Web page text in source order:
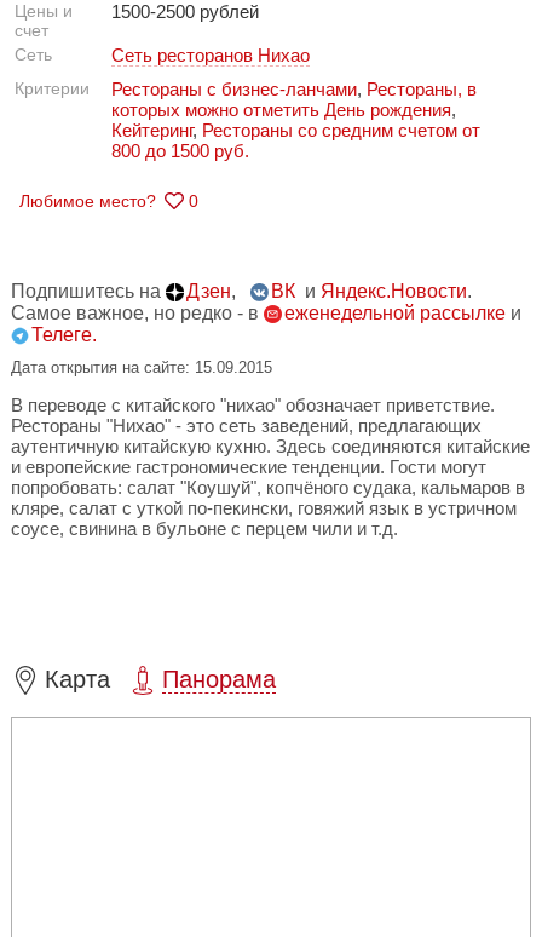
Цены и
счет
1500-2500 рублей
Сеть Сеть ресторанов Нихао
Критерии Рестораны с бизнес-ланчами, Рестораны, в
которых можно отметить День рождения,
Кейтеринг, Рестораны со средним счетом от
800 до 1500 руб.
Любимое место? 0
Подпишитесь на Дзен, ВК и Яндекс.Новости.
Самое важное, но редко - в
еженедельной рассылке и
Телеге.
Дата открытия на сайте: 15.09.2015
В переводе с китайского "нихао" обозначает приветствие.
Рестораны "Нихао" - это сеть заведений, предлагающих
аутентичную китайскую кухню. Здесь соединяются китайские
и европейские гастрономические тенденции. Гости могут
попробовать: салат "Коушуй", копчёного судака, кальмаров в
кляре, салат с уткой по-пекински, говяжий язык в устричном
соусе, свинина в бульоне с перцем чили и т.д.
Карта Панорама